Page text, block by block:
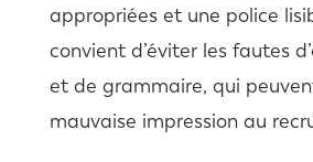
appropriées et une police
convient d’éviter les fautes
et de grammaire, qui
mauvaise impression au